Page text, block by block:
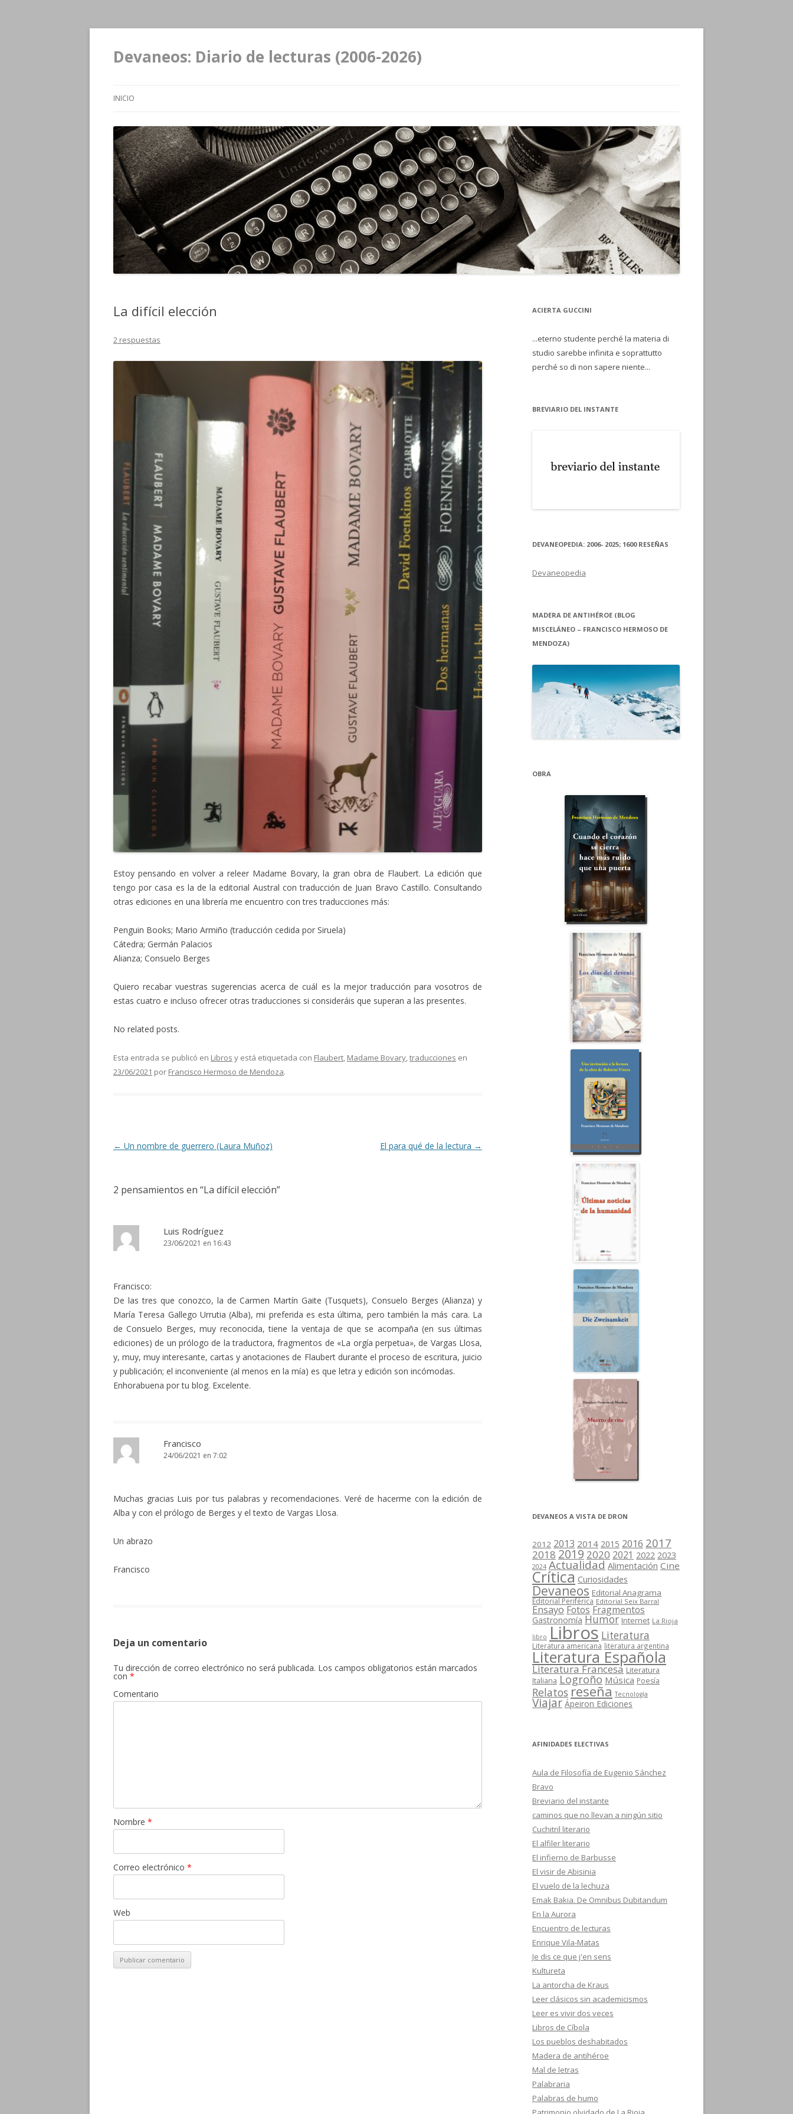
Devaneos: Diario de lecturas (2006-2026)
INICIO
La difícil elección
2 respuestas
Estoy pensando en volver a releer Madame Bovary, la gran obra de Flaubert. La edición que
tengo por casa es la de la editorial Austral con traducción de Juan Bravo Castillo. Consultando
otras ediciones en una librería me encuentro con tres traducciones más:
Penguin Books; Mario Armiño (traducción cedida por Siruela)
Cátedra; Germán Palacios
Alianza; Consuelo Berges
Quiero recabar vuestras sugerencias acerca de cuál es la mejor traducción para vosotros de
estas cuatro e incluso ofrecer otras traducciones si consideráis que superan a las presentes.
No related posts.
Esta entrada se publicó en Libros y está etiquetada con Flaubert, Madame Bovary,traducciones en
23/06/2021 por Francisco Hermoso de Mendoza.
Navegación de entradas
← Un nombre de guerrero (Laura Muñoz) El para qué de la lectura →
2 pensamientos en “La difícil elección”
Luis Rodríguez
23/06/2021 en 16:43
Francisco:
De las tres que conozco, la de Carmen Martín Gaite (Tusquets), Consuelo Berges (Alianza) y
María Teresa Gallego Urrutia (Alba), mi preferida es esta última, pero también la más cara. La
de Consuelo Berges, muy reconocida, tiene la ventaja de que se acompaña (en sus últimas
ediciones) de un prólogo de la traductora, fragmentos de «La orgía perpetua», de Vargas Llosa,
y, muy, muy interesante, cartas y anotaciones de Flaubert durante el proceso de escritura, juicio
y publicación; el inconveniente (al menos en la mía) es que letra y edición son incómodas.
Enhorabuena por tu blog. Excelente.
Francisco
24/06/2021 en 7:02
Muchas gracias Luis por tus palabras y recomendaciones. Veré de hacerme con la edición de
Alba y con el prólogo de Berges y el texto de Vargas Llosa.
Un abrazo
Francisco
Deja un comentario
Tu dirección de correo electrónico no será publicada. Los campos obligatorios están marcados
con *
Comentario
Nombre *
Correo electrónico *
Web
ACIERTA GUCCINI
...eterno studente perché la materia di
studio sarebbe infinita e soprattutto
perché so di non sapere niente...
BREVIARIO DEL INSTANTE
DEVANEOPEDIA: 2006- 2025; 1600 RESEÑAS
Devaneopedia
MADERA DE ANTIHÉROE (BLOG
MISCELÁNEO – FRANCISCO HERMOSO DE
MENDOZA)
OBRA
DEVANEOS A VISTA DE DRON
2012 2013 2014 2015 2016 2017
2018 2019 2020 2021 2022 2023
2024 Actualidad Alimentación Cine
Crítica Curiosidades
Devaneos Editorial Anagrama
Editorial Periférica Editorial Seix Barral
Ensayo Fotos Fragmentos
Gastronomía Humor Internet La Rioja
libro Libros Literatura
Literatura americana literatura argentina
Literatura Española
Literatura Francesa Literatura
Italiana Logroño Música Poesía
Relatos reseña Tecnología
Viajar Ápeiron Ediciones
AFINIDADES ELECTIVAS
Aula de Filosofía de Eugenio Sánchez
Bravo
Breviario del instante
caminos que no llevan a ningún sitio
Cuchitril literario
El alfiler literario
El infierno de Barbusse
El visir de Abisinia
El vuelo de la lechuza
Emak Bakia. De Omnibus Dubitandum
En la Aurora
Encuentro de lecturas
Enrique Vila-Matas
Je dis ce que j'en sens
Kultureta
La antorcha de Kraus
Leer clásicos sin academicismos
Leer es vivir dos veces
Libros de Cíbola
Los pueblos deshabitados
Madera de antihéroe
Mal de letras
Palabraria
Palabras de humo